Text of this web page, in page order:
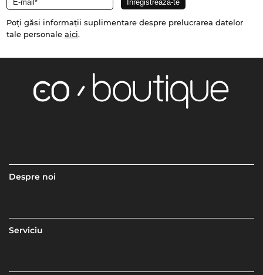
Poți găsi informații suplimentare despre prelucrarea datelor
tale personale aici.
Despre noi
Serviciu